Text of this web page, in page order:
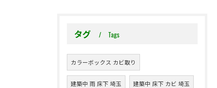
タグ Tags
カラーボックス カビ取り
建築中 雨 床下 埼玉 建築中 床下 カビ 埼玉